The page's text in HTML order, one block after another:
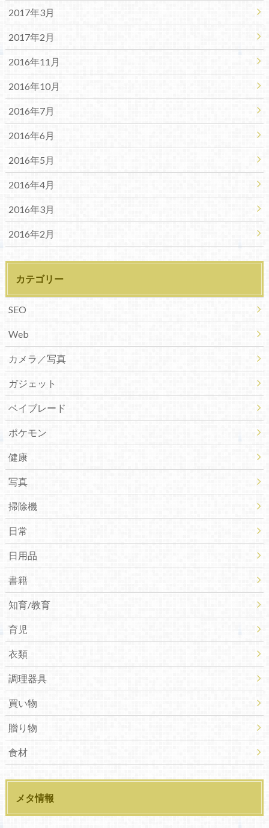
2017年3月
2017年2月
2016年11月
2016年10月
2016年7月
2016年6月
2016年5月
2016年4月
2016年3月
2016年2月
カテゴリー
SEO
Web
カメラ／写真
ガジェット
ベイブレード
ポケモン
健康
写真
掃除機
日常
日用品
書籍
知育/教育
育児
衣類
調理器具
買い物
贈り物
食材
メタ情報